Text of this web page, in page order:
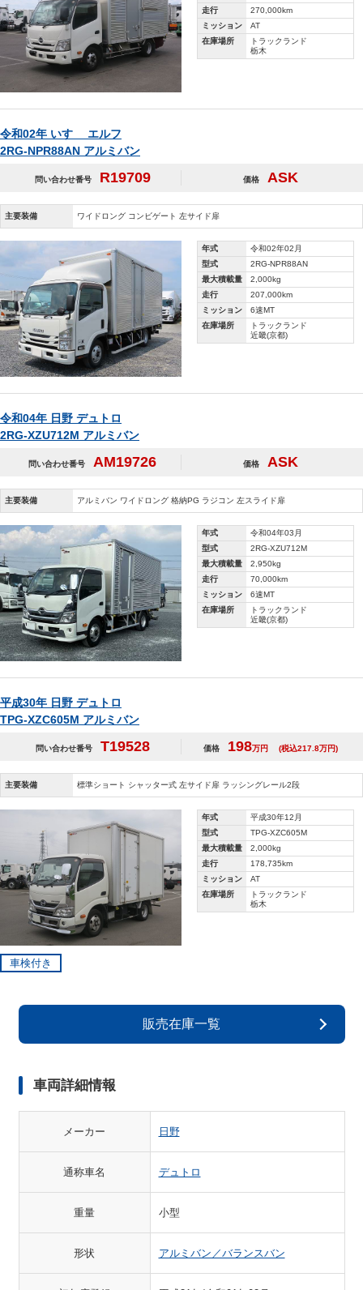
走行
270,000km
ミッション
AT
在庫場所
トラックランド
栃木
令和02年 いすゞ エルフ
2RG-NPR88AN アルミバン
問い合わせ番号 R19709 価格 ASK
主要装備 ワイドロング コンビゲート 左サイド扉
年式
令和02年02月
型式
2RG-NPR88AN
最大積載量
2,000kg
走行
207,000km
ミッション
6速MT
在庫場所
トラックランド
近畿(京都)
令和04年 日野 デュトロ
2RG-XZU712M アルミバン
問い合わせ番号 AM19726 価格 ASK
主要装備 アルミバン ワイドロング 格納PG ラジコン 左スライド扉
年式
令和04年03月
型式
2RG-XZU712M
最大積載量
2,950kg
走行
70,000km
ミッション
6速MT
在庫場所
トラックランド
近畿(京都)
平成30年 日野 デュトロ
TPG-XZC605M アルミバン
問い合わせ番号 T19528 価格 198万円 (税込217.8万円)
主要装備 標準ショート シャッター式 左サイド扉 ラッシングレール2段
年式
平成30年12月
型式
TPG-XZC605M
最大積載量
2,000kg
走行
178,735km
ミッション
AT
在庫場所
トラックランド
栃木
車検付き
販売在庫一覧
車両詳細情報
メーカー 日野
通称車名 デュトロ
重量 小型
形状 アルミバン／バランスバン